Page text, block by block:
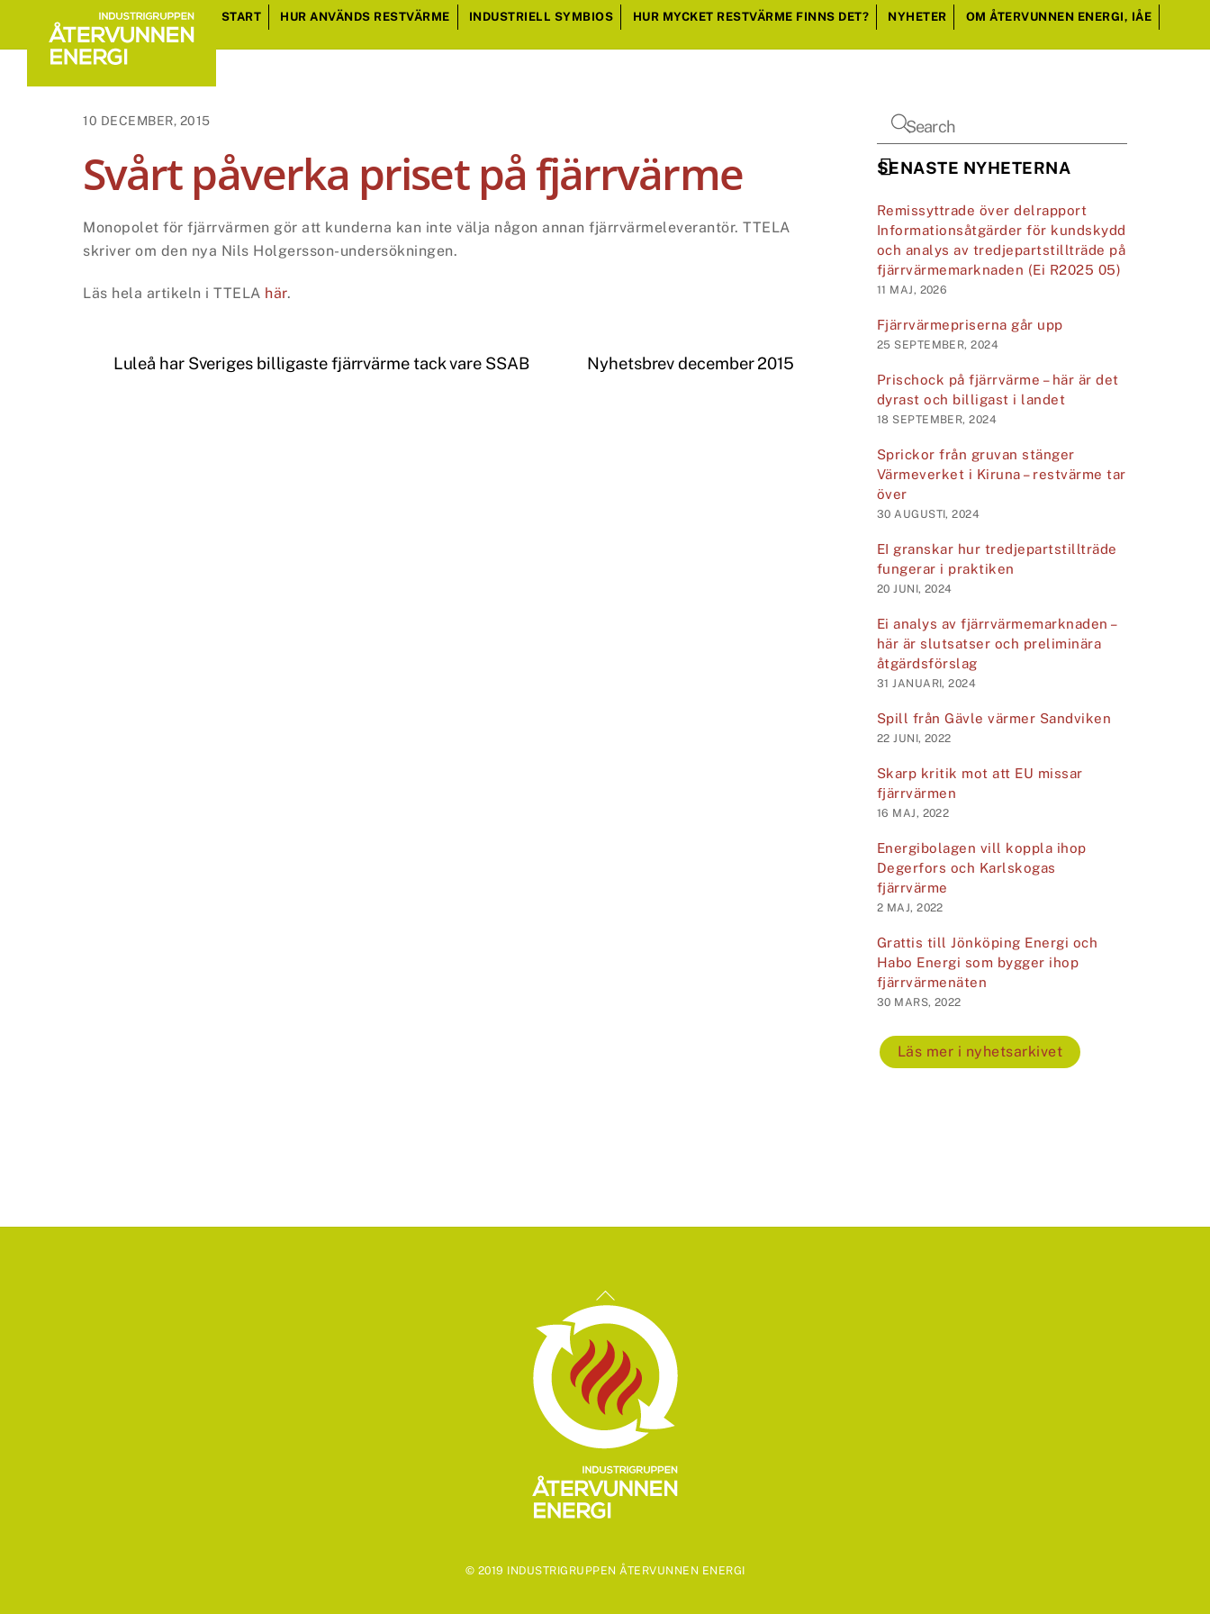
content
START HUR ANVÄNDS RESTVÄRME INDUSTRIELL SYMBIOS HUR MYCKET RESTVÄRME FINNS DET? NYHETER OM ÅTERVUNNEN ENERGI, IÅE
10 DECEMBER, 2015
Svårt påverka priset på fjärrvärme
Monopolet för fjärrvärmen gör att kunderna kan inte välja någon annan fjärrvärmeleverantör. TTELA
skriver om den nya Nils Holgersson-undersökningen.
Läs hela artikeln i TTELA här.
Luleå har Sveriges billigaste fjärrvärme tack vare SSAB Nyhetsbrev december 2015
SENASTE NYHETERNA
Remissyttrade över delrapport
Informationsåtgärder för kundskydd
och analys av tredjepartstillträde på
fjärrvärmemarknaden (Ei R2025 05)
11 MAJ, 2026
Fjärrvärmepriserna går upp
25 SEPTEMBER, 2024
Prischock på fjärrvärme – här är det
dyrast och billigast i landet
18 SEPTEMBER, 2024
Sprickor från gruvan stänger
Värmeverket i Kiruna – restvärme tar
över
30 AUGUSTI, 2024
EI granskar hur tredje­parts­tillträde
fungerar i praktiken
20 JUNI, 2024
Ei analys av fjärrvärmemarknaden –
här är slutsatser och preliminära
åtgärdsförslag
31 JANUARI, 2024
Spill från Gävle värmer Sandviken
22 JUNI, 2022
Skarp kritik mot att EU missar
fjärrvärmen
16 MAJ, 2022
Energibolagen vill koppla ihop
Degerfors och Karlskogas
fjärrvärme
2 MAJ, 2022
Grattis till Jönköping Energi och
Habo Energi som bygger ihop
fjärrvärmenäten
30 MARS, 2022
Läs mer i nyhetsarkivet
Back
Top
© 2019 INDUSTRIGRUPPEN ÅTERVUNNEN ENERGI